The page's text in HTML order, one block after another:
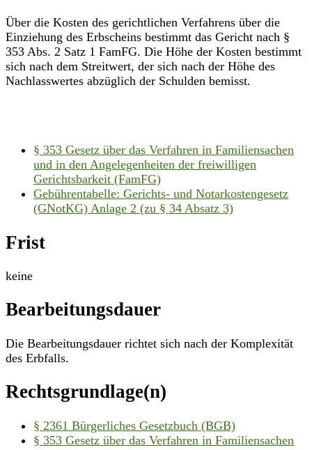
Über die Kosten des gerichtlichen Verfahrens über die
Einziehung des Erbscheins bestimmt das Gericht nach §
353 Abs. 2 Satz 1 FamFG. Die Höhe der Kosten bestimmt
sich nach dem Streitwert, der sich nach der Höhe des
Nachlasswertes abzüglich der Schulden bemisst.
§ 353 Gesetz über das Verfahren in Familiensachen
und in den Angelegenheiten der freiwilligen
Gerichtsbarkeit (FamFG)
Gebührentabelle: Gerichts- und Notarkostengesetz
(GNotKG) Anlage 2 (zu § 34 Absatz 3)
Frist
keine
Bearbeitungsdauer
Die Bearbeitungsdauer richtet sich nach der Komplexität
des Erbfalls.
Rechtsgrundlage(n)
§ 2361 Bürgerliches Gesetzbuch (BGB)
§ 353 Gesetz über das Verfahren in Familiensachen